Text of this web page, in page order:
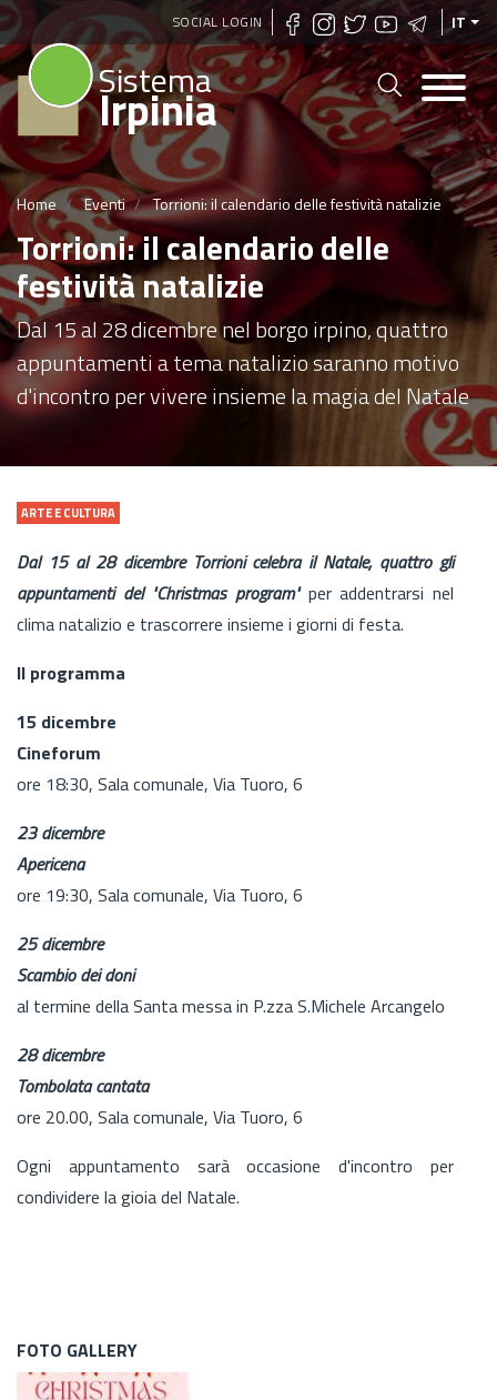
Salta
al
contenuto
principale
SOCIAL LOGIN IT
Sistema
Irpinia
Home Eventi Torrioni: il calendario delle festività natalizie
Torrioni: il calendario delle
festività natalizie
Dal 15 al 28 dicembre nel borgo irpino, quattro
appuntamenti a tema natalizio saranno motivo
d'incontro per vivere insieme la magia del Natale
ARTE E CULTURA
Dal 15 al 28 dicembre Torrioni celebra il Natale, quattro gli
appuntamenti del "Christmas program" per addentrarsi nel
clima natalizio e trascorrere insieme i giorni di festa.
Il programma
15 dicembre
Cineforum
ore 18:30, Sala comunale, Via Tuoro, 6
23 dicembre
Apericena
ore 19:30, Sala comunale, Via Tuoro, 6
25 dicembre
Scambio dei doni
al termine della Santa messa in P.zza S.Michele Arcangelo
28 dicembre
Tombolata cantata
ore 20.00, Sala comunale, Via Tuoro, 6
Ogni appuntamento sarà occasione d'incontro per
condividere la gioia del Natale.
FOTO GALLERY